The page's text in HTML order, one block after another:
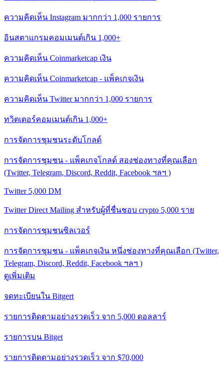
ความคิดเห็น Instagram มากกว่า 1,000 รายการ
อินสตาแกรมคอมเมนต์เกิน 1,000+
ความคิดเห็น Coinmarketcap เงิน
ความคิดเห็น Coinmarketcap - แพ็คเกจเงิน
ความคิดเห็น Twitter มากกว่า 1,000 รายการ
ทวิตเตอร์คอมเมนต์เกิน 1,000+
การจัดการชุมชนระดับโกลด์
การจัดการชุมชน - แพ็คเกจโกลด์ สองช่องทางที่คุณเลือก
(Twitter, Telegram, Discord, Reddit, Facebook ฯลฯ )
Twitter 5,000 DM
Twitter Direct Mailing สำหรับผู้ที่ชื่นชอบ crypto 5,000 ราย
การจัดการชุมชนซิลเวอร์
การจัดการชุมชน - แพ็คเกจเงิน หนึ่งช่องทางที่คุณเลือก (Twitter,
Telegram, Discord, Reddit, Facebook ฯลฯ )
ดูเพิ่มเติม
จดทะเบียนใน Bitgert
รายการติดตามอย่างรวดเร็ว จาก 5,000 ดอลลาร์
รายการบน Bitget
รายการติดตามอย่างรวดเร็ว จาก $70,000